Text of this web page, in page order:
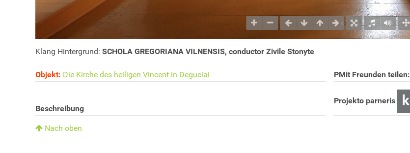
Klang Hintergrund: SCHOLA GREGORIANA VILNENSIS, conductor Zivile Stonyte
PMit Freunden teilen:
Projekto parneris
Objekt: Die Kirche des heiligen Vincent in Deguciai
Beschreibung
Nach oben